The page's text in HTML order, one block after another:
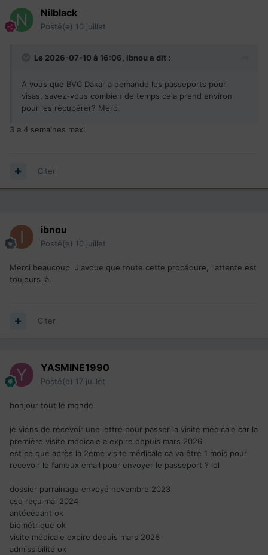
Nilblack
Posté(e) 10 juillet
Le 2026-07-10 à 16:06, ibnou a dit :
A vous que BVC Dakar a demandé les passeports pour
visas, savez-vous combien de temps cela prend environ
pour les récupérer? Merci
3 a 4 semaines maxi
Citer
ibnou
Posté(e) 10 juillet
Merci beaucoup. J'avoue que toute cette procédure, l'attente est
toujours là.
Citer
YASMINE1990
Posté(e) 17 juillet
bonjour tout le monde
je viens de recevoir une lettre pour passer la visite médicale car la
première visite médicale a expire depuis mars 2026
est ce que après la 2eme visite médicale ca va être 1 mois pour
recevoir le fameux email pour envoyer le passeport ? lol
dossier parrainage envoyé novembre 2023
csq reçu mai 2024
antécédant ok
biométrique ok
visite médicale expire depuis mars 2026
admissibilité ok